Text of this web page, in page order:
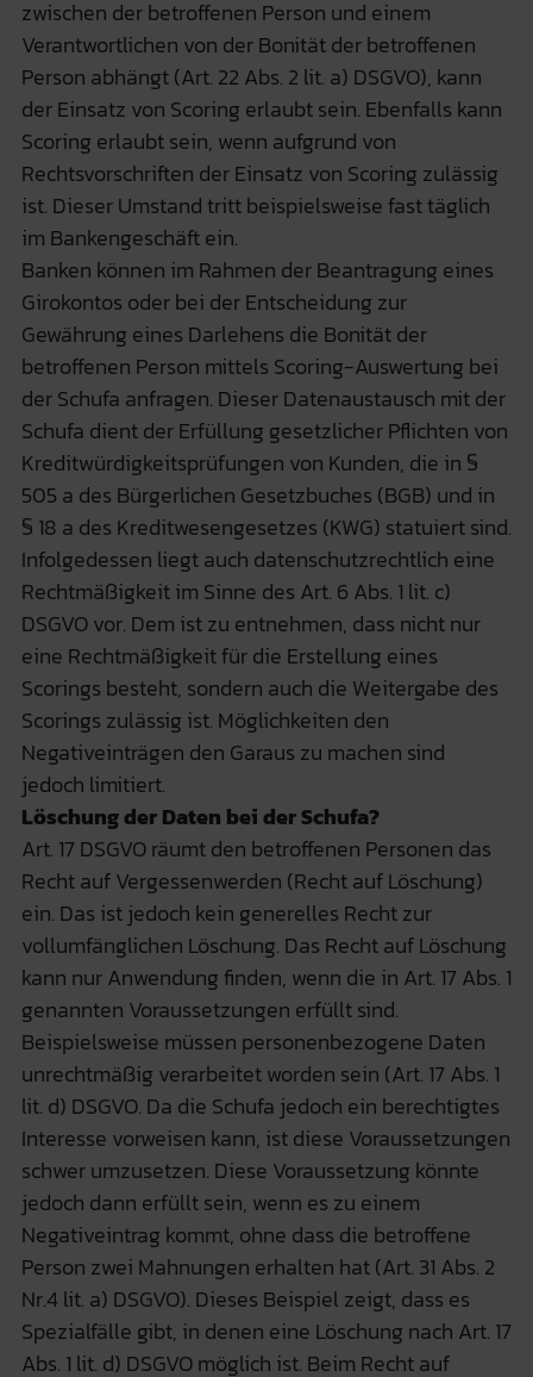
zwischen der betroffenen Person und einem
Verantwortlichen von der Bonität der betroffenen
Person abhängt (Art. 22 Abs. 2 lit. a) DSGVO), kann
der Einsatz von Scoring erlaubt sein. Ebenfalls kann
Scoring erlaubt sein, wenn aufgrund von
Rechtsvorschriften der Einsatz von Scoring zulässig
ist. Dieser Umstand tritt beispielsweise fast täglich
im Bankengeschäft ein.
Banken können im Rahmen der Beantragung eines
Girokontos oder bei der Entscheidung zur
Gewährung eines Darlehens die Bonität der
betroffenen Person mittels Scoring-Auswertung bei
der Schufa anfragen. Dieser Datenaustausch mit der
Schufa dient der Erfüllung gesetzlicher Pflichten von
Kreditwürdigkeitsprüfungen von Kunden, die in §
505 a des Bürgerlichen Gesetzbuches (BGB) und in
§ 18 a des Kreditwesengesetzes (KWG) statuiert sind.
Infolgedessen liegt auch datenschutzrechtlich eine
Rechtmäßigkeit im Sinne des Art. 6 Abs. 1 lit. c)
DSGVO vor. Dem ist zu entnehmen, dass nicht nur
eine Rechtmäßigkeit für die Erstellung eines
Scorings besteht, sondern auch die Weitergabe des
Scorings zulässig ist. Möglichkeiten den
Negativeinträgen den Garaus zu machen sind
jedoch limitiert.
Löschung der Daten bei der Schufa?
Art. 17 DSGVO räumt den betroffenen Personen das
Recht auf Vergessenwerden (Recht auf Löschung)
ein. Das ist jedoch kein generelles Recht zur
vollumfänglichen Löschung. Das Recht auf Löschung
kann nur Anwendung finden, wenn die in Art. 17 Abs. 1
genannten Voraussetzungen erfüllt sind.
Beispielsweise müssen personenbezogene Daten
unrechtmäßig verarbeitet worden sein (Art. 17 Abs. 1
lit. d) DSGVO. Da die Schufa jedoch ein berechtigtes
Interesse vorweisen kann, ist diese Voraussetzungen
schwer umzusetzen. Diese Voraussetzung könnte
jedoch dann erfüllt sein, wenn es zu einem
Negativeintrag kommt, ohne dass die betroffene
Person zwei Mahnungen erhalten hat (Art. 31 Abs. 2
Nr.4 lit. a) DSGVO). Dieses Beispiel zeigt, dass es
Spezialfälle gibt, in denen eine Löschung nach Art. 17
Abs. 1 lit. d) DSGVO möglich ist. Beim Recht auf